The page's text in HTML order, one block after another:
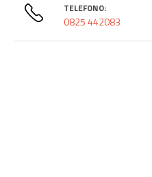
TELEFONO:
0825 442083